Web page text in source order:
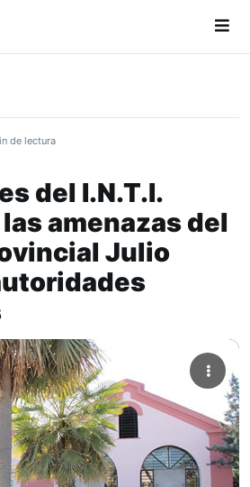
de lectura
del I.N.T.I.
amenazas del
Julio